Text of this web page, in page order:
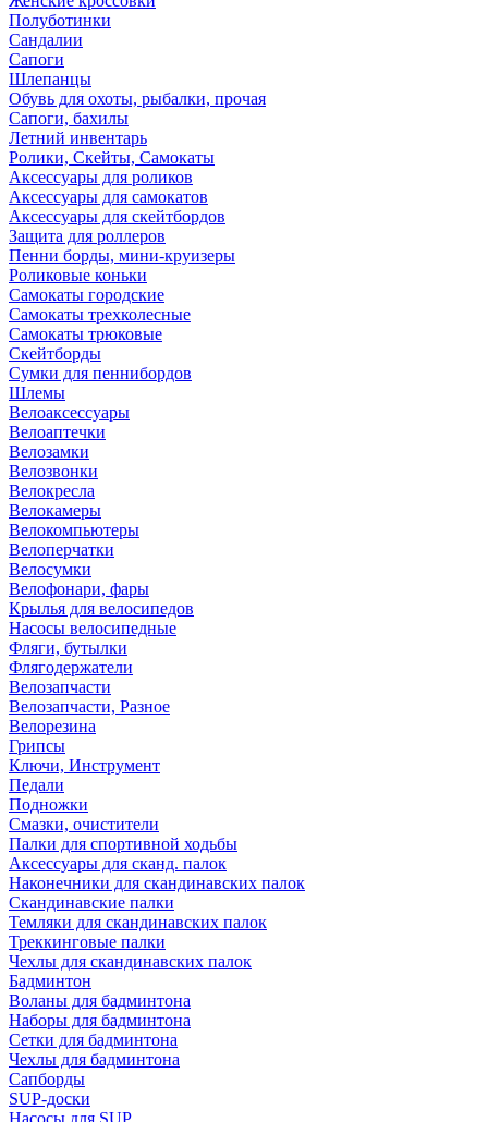
Полуботинки
Сандалии
Сапоги
Шлепанцы
Обувь для охоты, рыбалки, прочая
Сапоги, бахилы
Летний инвентарь
Ролики, Скейты, Самокаты
Аксессуары для роликов
Аксессуары для самокатов
Аксессуары для скейтбордов
Защита для роллеров
Пенни борды, мини-круизеры
Роликовые коньки
Самокаты городские
Самокаты трехколесные
Самокаты трюковые
Скейтборды
Сумки для пеннибордов
Шлемы
Велоаксессуары
Велоаптечки
Велозамки
Велозвонки
Велокресла
Велокамеры
Велокомпьютеры
Велоперчатки
Велосумки
Велофонари, фары
Крылья для велосипедов
Насосы велосипедные
Фляги, бутылки
Флягодержатели
Велозапчасти
Велозапчасти, Разное
Велорезина
Грипсы
Ключи, Инструмент
Педали
Подножки
Смазки, очистители
Палки для спортивной ходьбы
Аксессуары для сканд. палок
Наконечники для скандинавских палок
Скандинавские палки
Темляки для скандинавских палок
Треккинговые палки
Чехлы для скандинавских палок
Бадминтон
Воланы для бадминтона
Наборы для бадминтона
Сетки для бадминтона
Чехлы для бадминтона
Сапборды
SUP-доски
Насосы для SUP